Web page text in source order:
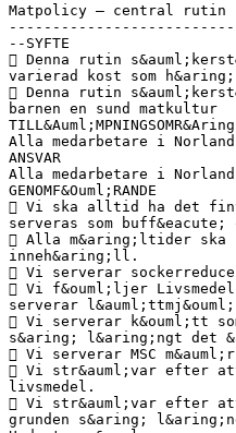
Matpolicy – central rutin
--SYFTE
 Denna rutin
varierad kost som
 Denna rutin
barnen en sund matkultur
Alla medarbetare i
ANSVAR
Alla medarbetare i
GENOMF&Ouml;RANDE
 Vi ska alltid ha det fint
serveras som
 Alla m&aring;ltider ska
inneh&aring;ll.
 Vi serverar
 Vi f&ouml;ljer
serverar
 Vi serverar k&ouml;tt
s&aring; l&aring;ngt det
 Vi serverar MSC
 Vi str&auml;var efter
livsmedel.
 Vi str&auml;var efter
grunden s&aring;